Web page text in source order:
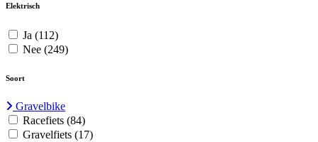
Elektrisch
Ja (112)
Nee (249)
Soort
Gravelbike
Racefiets (84)
Gravelfiets (17)